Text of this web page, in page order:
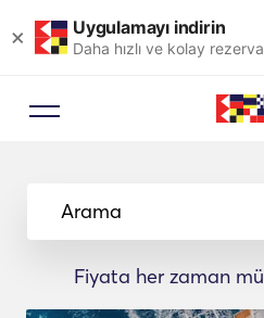
× Uygulamayı indirin
Daha hızlı ve kolay
Arama
Fiyata her zaman